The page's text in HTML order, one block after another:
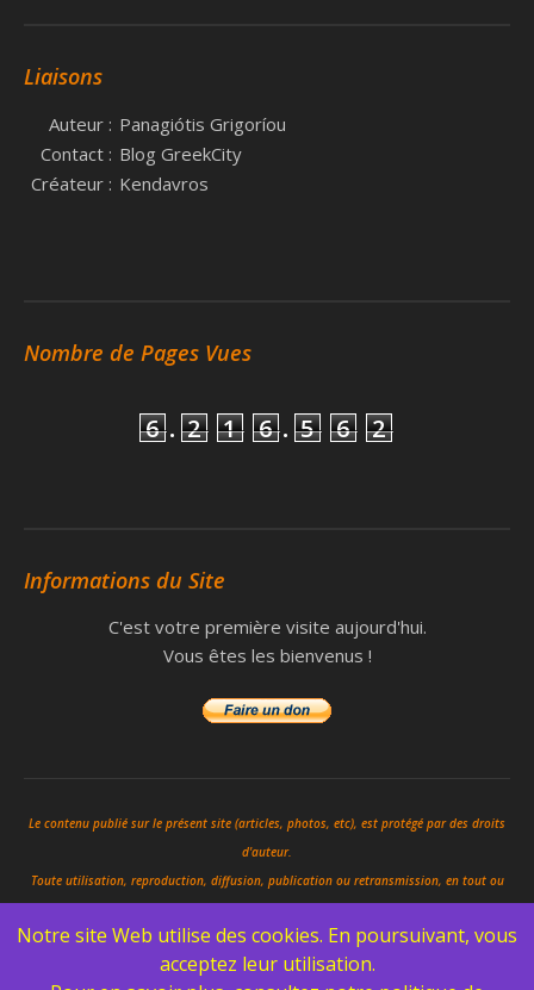
Liaisons
Auteur : Panagiótis Grigoríou
Contact : Blog GreekCity
Créateur : Kendavros
Nombre de Pages Vues
6 . 2 1 6 . 5 6 2
Informations du Site
C'est votre première visite aujourd'hui.
Vous êtes les bienvenus !
Le contenu publié sur le présent site (articles, photos, etc), est protégé par des droits
d'auteur.
Toute utilisation, reproduction, diffusion, publication ou retransmission, en tout ou
auteurs.
Notre site Web utilise des cookies. En poursuivant, vous
acceptez leur utilisation.